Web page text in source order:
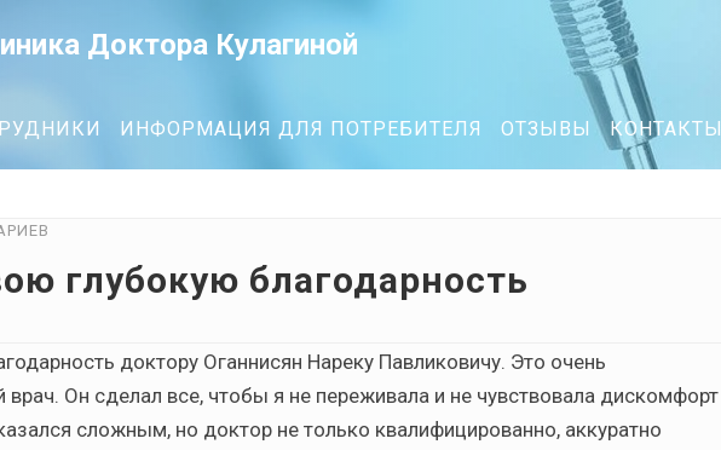
Доктора Кулагиной
ИНФОРМАЦИЯ ДЛЯ ПОТРЕБИТЕЛЯ ОТЗЫВЫ КОНТАКТЫ
глубокую благодарность
доктору Оганнисян Нареку Павликовичу. Это очень
врач. Он сделал все, чтобы я не переживала и не чувствовала дискомфорт
сложным, но доктор не только квалифицированно, аккуратно